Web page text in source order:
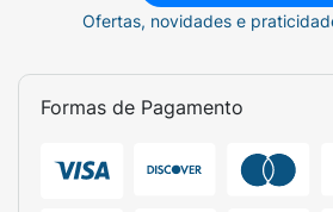
Ofertas, novidades e
Formas de Pagamento